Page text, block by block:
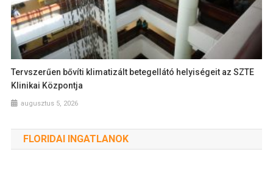
Tervszerűen bővíti klimatizált betegellátó helyiségeit az SZTE
Klinikai Központja
augusztus 5, 2026
FLORIDAI INGATLANOK